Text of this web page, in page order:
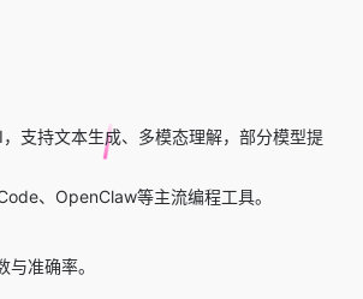
支持文本生成、多模态理解，部分模型提
、 OpenClaw等主流编程工具。
准确率。